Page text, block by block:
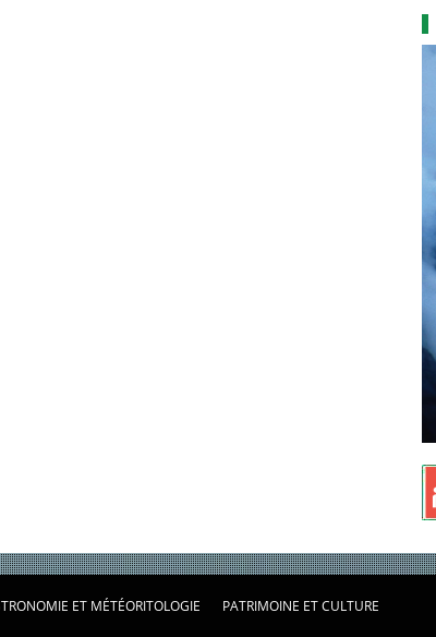
ET MÉTÉORITOLOGIE PATRIMOINE ET CULTURE